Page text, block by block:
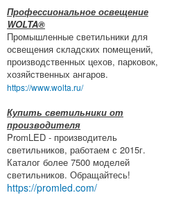
Профессиональное освещение
WOLTA®
Промышленные светильники для
освещения складских помещений,
производственных цехов, парковок,
хозяйственных ангаров.
https://www.wolta.ru/
Купить светильники от
производителя
PromLED - производитель
светильников, работаем с 2015г.
Каталог более 7500 моделей
светильников. Обращайтесь!
https://promled.com/